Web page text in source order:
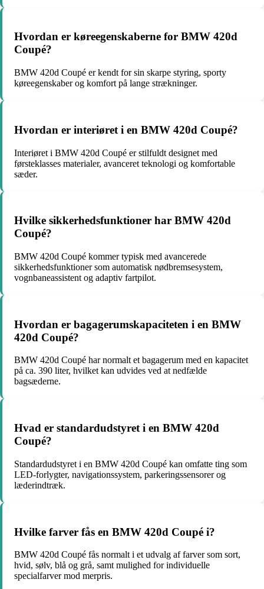
Hvordan er køreegenskaberne for BMW 420d
Coupé?
BMW 420d Coupé er kendt for sin skarpe styring, sporty
køreegenskaber og komfort på lange strækninger.
Hvordan er interiøret i en BMW 420d Coupé?
Interiøret i BMW 420d Coupé er stilfuldt designet med
førsteklasses materialer, avanceret teknologi og komfortable
sæder.
Hvilke sikkerhedsfunktioner har BMW 420d
Coupé?
BMW 420d Coupé kommer typisk med avancerede
sikkerhedsfunktioner som automatisk nødbremsesystem,
vognbaneassistent og adaptiv fartpilot.
Hvordan er bagagerumskapaciteten i en BMW
420d Coupé?
BMW 420d Coupé har normalt et bagagerum med en kapacitet
på ca. 390 liter, hvilket kan udvides ved at nedfælde
bagsæderne.
Hvad er standardudstyret i en BMW 420d
Coupé?
Standardudstyret i en BMW 420d Coupé kan omfatte ting som
LED-forlygter, navigationssystem, parkeringssensorer og
læderindtræk.
Hvilke farver fås en BMW 420d Coupé i?
BMW 420d Coupé fås normalt i et udvalg af farver som sort,
hvid, sølv, blå og grå, samt mulighed for individuelle
specialfarver mod merpris.